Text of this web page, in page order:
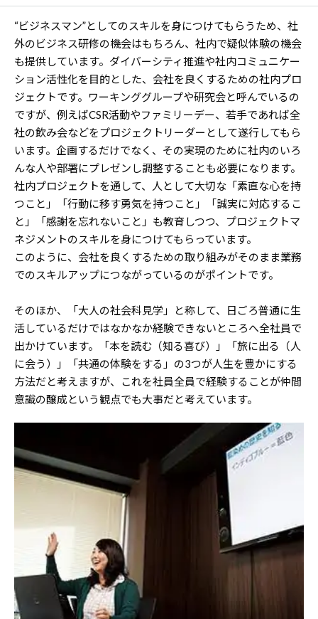
“ビジネスマン”としてのスキルを身につけてもらうため、社
外のビジネス研修の機会はもちろん、社内で疑似体験の機会
も提供しています。ダイバーシティ推進や社内コミュニケー
ション活性化を目的とした、会社を良くするための社内プロ
ジェクトです。ワーキンググループや研究会と呼んでいるの
ですが、例えばCSR活動やファミリーデー、若手であれば全
社の飲み会などをプロジェクトリーダーとして遂行してもら
います。企画するだけでなく、その実現のために社内のいろ
んな人や部署にプレゼンし調整することも必要になります。
社内プロジェクトを通して、人として大切な「素直な心を持
つこと」「行動に移す勇気を持つこと」「誠実に対応するこ
と」「感謝を忘れないこと」も教育しつつ、プロジェクトマ
ネジメントのスキルを身につけてもらっています。
このように、会社を良くするための取り組みがそのまま業務
でのスキルアップにつながっているのがポイントです。
そのほか、「大人の社会科見学」と称して、日ごろ普通に生
活しているだけではなかなか経験できないところへ全社員で
出かけています。「本を読む（知る喜び）」「旅に出る（人
に会う）」「共通の体験をする」の3つが人生を豊かにする
方法だと考えますが、これを社員全員で経験することが仲間
意識の醸成という観点でも大事だと考えています。